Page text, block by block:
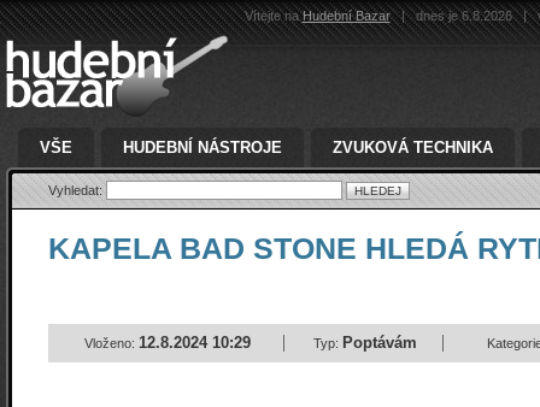
Vítejte naHudební Bazar | dnes je 6.8.2026 |
VŠE HUDEBNÍ NÁSTROJE ZVUKOVÁ TECHNIKA
Vyhledat:
KAPELA BAD STONE HLEDÁ
Vloženo: 12.8.2024 10:29 Typ: Poptávám